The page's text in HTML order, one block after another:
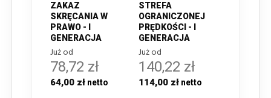
ZAKAZ
SKRĘCANIA W
PRAWO - I
GENERACJA
Już od
78,72 zł
64,00 zł
STREFA
OGRANICZONEJ
PRĘDKOŚCI - I
GENERACJA
Już od
140,22 zł
114,00 zł